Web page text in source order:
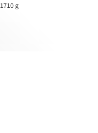
1710 g